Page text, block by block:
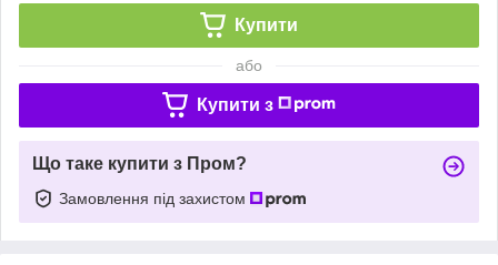
Купити
або
Купити з
Що таке купити з Пром?
Замовлення під захистом